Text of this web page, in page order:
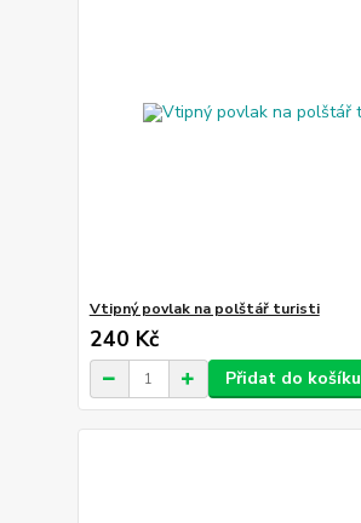
Vtipný povlak na polštář turisti
240 Kč
Přidat do košíku